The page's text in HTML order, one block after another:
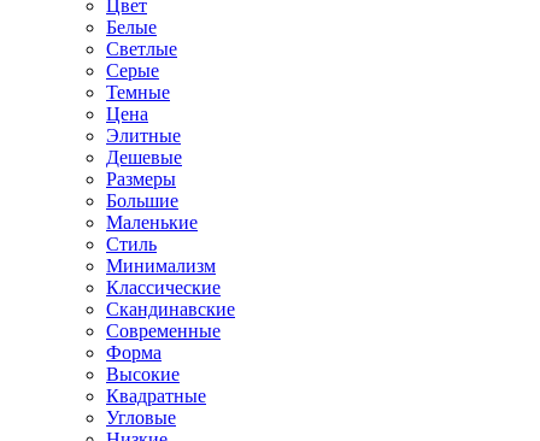
Цвет
Белые
Светлые
Серые
Темные
Цена
Элитные
Дешевые
Размеры
Большие
Маленькие
Стиль
Минимализм
Классические
Скандинавские
Современные
Форма
Высокие
Квадратные
Угловые